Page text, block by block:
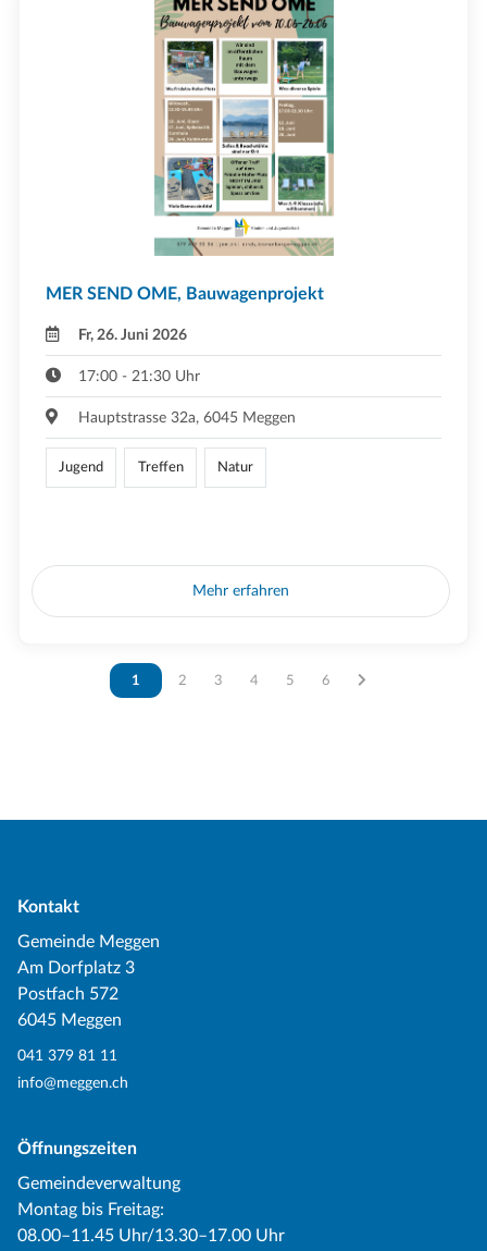
MER SEND OME, Bauwagenprojekt
Fr, 26. Juni 2026
17:00 - 21:30 Uhr
Hauptstrasse 32a, 6045 Meggen
Jugend Treffen Natur
Mehr erfahren
Vous êtes sur la page
1 Vous êtes sur la page
2 Vous êtes sur la page
3 Vous êtes sur la page
4 Vous êtes sur la page
5 Vous êtes sur la page
6
Kontakt
Gemeinde Meggen
Am Dorfplatz 3
Postfach 572
6045 Meggen
041 379 81 11
info@meggen.ch
Öffnungszeiten
Gemeindeverwaltung
Montag bis Freitag:
08.00–11.45 Uhr/13.30–17.00 Uhr